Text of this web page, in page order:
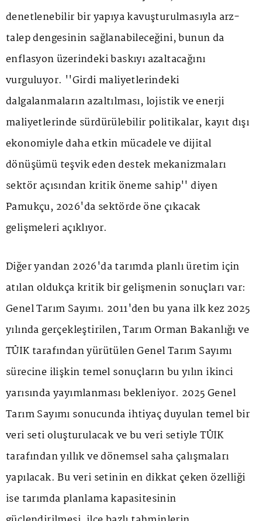
denetlenebilir bir yapıya kavuşturulmasıyla arz-
talep dengesinin sağlanabileceğini, bunun da
enflasyon üzerindeki baskıyı azaltacağını
vurguluyor. ''Girdi maliyetlerindeki
dalgalanmaların azaltılması, lojistik ve enerji
maliyetlerinde sürdürülebilir politikalar, kayıt dışı
ekonomiyle daha etkin mücadele ve dijital
dönüşümü teşvik eden destek mekanizmaları
sektör açısından kritik öneme sahip'' diyen
Pamukçu, 2026'da sektörde öne çıkacak
gelişmeleri açıklıyor.
Diğer yandan 2026'da tarımda planlı üretim için
atılan oldukça kritik bir gelişmenin sonuçları var:
Genel Tarım Sayımı. 2011'den bu yana ilk kez 2025
yılında gerçekleştirilen, Tarım Orman Bakanlığı ve
TÜİK tarafından yürütülen Genel Tarım Sayımı
sürecine ilişkin temel sonuçların bu yılın ikinci
yarısında yayımlanması bekleniyor. 2025 Genel
Tarım Sayımı sonucunda ihtiyaç duyulan temel bir
veri seti oluşturulacak ve bu veri setiyle TÜİK
tarafından yıllık ve dönemsel saha çalışmaları
yapılacak. Bu veri setinin en dikkat çeken özelliği
ise tarımda planlama kapasitesinin